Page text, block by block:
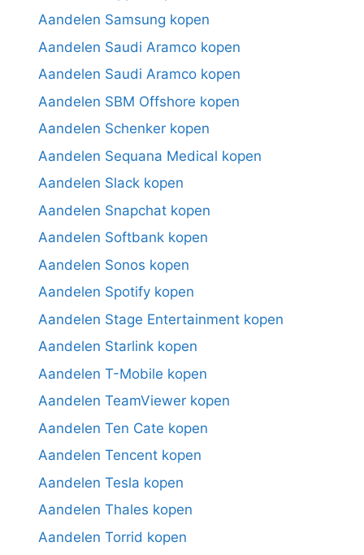
Aandelen Samsung kopen
Aandelen Saudi Aramco kopen
Aandelen Saudi Aramco kopen
Aandelen SBM Offshore kopen
Aandelen Schenker kopen
Aandelen Sequana Medical kopen
Aandelen Slack kopen
Aandelen Snapchat kopen
Aandelen Softbank kopen
Aandelen Sonos kopen
Aandelen Spotify kopen
Aandelen Stage Entertainment kopen
Aandelen Starlink kopen
Aandelen T-Mobile kopen
Aandelen TeamViewer kopen
Aandelen Ten Cate kopen
Aandelen Tencent kopen
Aandelen Tesla kopen
Aandelen Thales kopen
Aandelen Torrid kopen